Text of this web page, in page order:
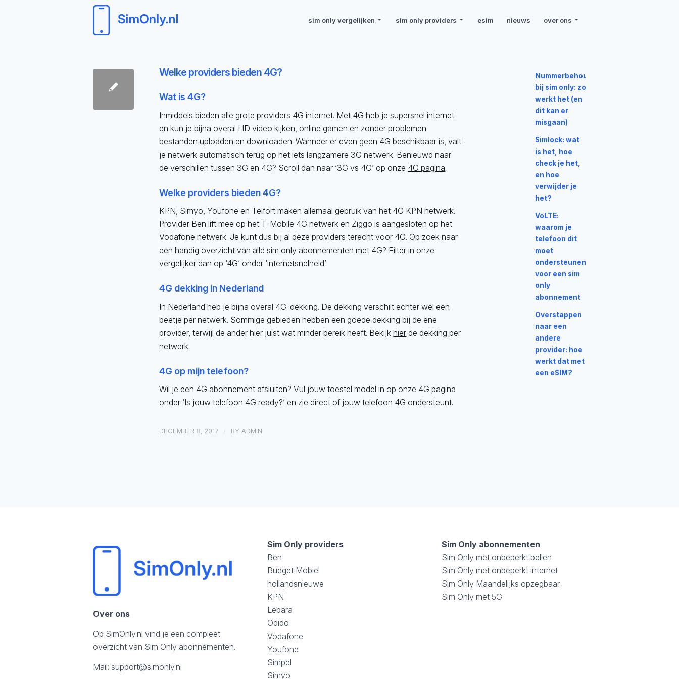
sim only vergelijken sim only providers esim nieuws over ons
Welke providers bieden 4G?
Wat is 4G?
Inmiddels bieden alle grote providers 4G internet. Met 4G heb je supersnel internet
en kun je bijna overal HD video kijken, online gamen en zonder problemen
bestanden uploaden en downloaden. Wanneer er even geen 4G beschikbaar is, valt
je netwerk automatisch terug op het iets langzamere 3G netwerk. Benieuwd naar
de verschillen tussen 3G en 4G? Scroll dan naar ‘3G vs 4G’ op onze 4G pagina.
Welke providers bieden 4G?
KPN, Simyo, Youfone en Telfort maken allemaal gebruik van het 4G KPN netwerk.
Provider Ben lift mee op het T-Mobile 4G netwerk en Ziggo is aangesloten op het
Vodafone netwerk. Je kunt dus bij al deze providers terecht voor 4G. Op zoek naar
een handig overzicht van alle sim only abonnementen met 4G? Filter in onze
vergelijker dan op ‘4G’ onder ‘internetsnelheid’.
4G dekking in Nederland
In Nederland heb je bijna overal 4G-dekking. De dekking verschilt echter wel een
beetje per netwerk. Sommige gebieden hebben een goede dekking bij de ene
provider, terwijl de ander hier juist wat minder bereik heeft. Bekijkhier de dekking per
netwerk.
4G op mijn telefoon?
Wil je een 4G abonnement afsluiten? Vul jouw toestel model in op onze 4G pagina
onder ‘Is jouw telefoon 4G ready?’ en zie direct of jouw telefoon 4G ondersteunt.
DECEMBER 8, 2017 / BY ADMIN
Nummerbehoud
bij sim only: zo
werkt het (en
dit kan er
misgaan)
Simlock: wat
is het, hoe
check je het,
en hoe
verwijder je
het?
VoLTE:
waarom je
telefoon dit
moet
ondersteunen
voor een sim
only
abonnement
Overstappen
naar een
andere
provider: hoe
werkt dat met
een eSIM?
Over ons
Op SimOnly.nl vind je een compleet
overzicht van Sim Only abonnementen.
Mail:support@simonly.nl
Sim Only providers
Ben
Budget Mobiel
hollandsnieuwe
KPN
Lebara
Odido
Vodafone
Youfone
Simpel
Simyo
Sim Only abonnementen
Sim Only met onbeperkt bellen
Sim Only met onbeperkt internet
Sim Only Maandelijks opzegbaar
Sim Only met 5G